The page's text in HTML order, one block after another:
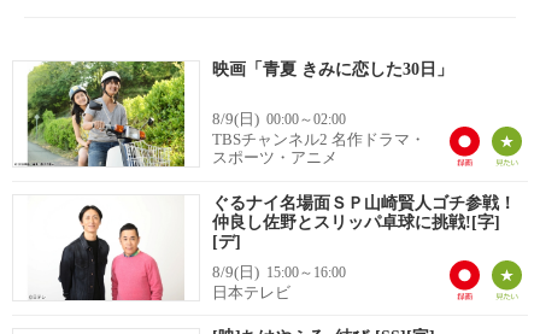
映画「青夏 きみに恋した30日」
8/9(日) 00:00～02:00
TBSチャンネル2 名作ドラマ・
スポーツ・アニメ
ぐるナイ名場面ＳＰ山崎賢人ゴチ参戦！
仲良し佐野とスリッパ卓球に挑戦![字]
[デ]
8/9(日) 15:00～16:00
日本テレビ